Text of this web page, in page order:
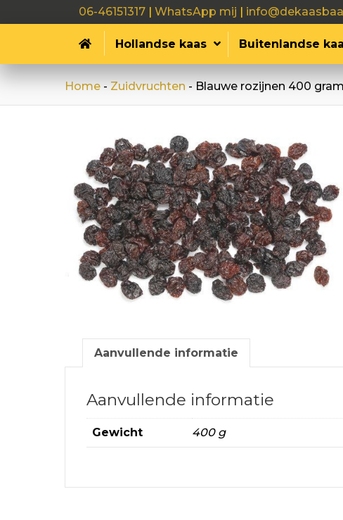
06-46151317 | WhatsApp mij |
Hollandse kaas Buitenlandse
Home - Zuidvruchten - Blauwe rozijnen 400 gram
Aanvullende informatie
Aanvullende informatie
Gewicht 400 g